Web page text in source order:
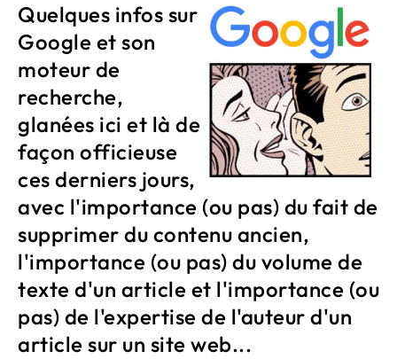
Quelques infos sur
Google et son
moteur de
recherche,
glanées ici et là de
façon officieuse
ces derniers jours,
avec l'importance (ou pas) du fait de
supprimer du contenu ancien,
l'importance (ou pas) du volume de
texte d'un article et l'importance (ou
pas) de l'expertise de l'auteur d'un
article sur un site web...